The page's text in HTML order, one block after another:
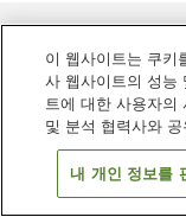
이 웹사이트는 쿠키
사 웹사이트의 성능
트에 대한 사용자의
및 분석 협력사와 공
내 개인 정보를